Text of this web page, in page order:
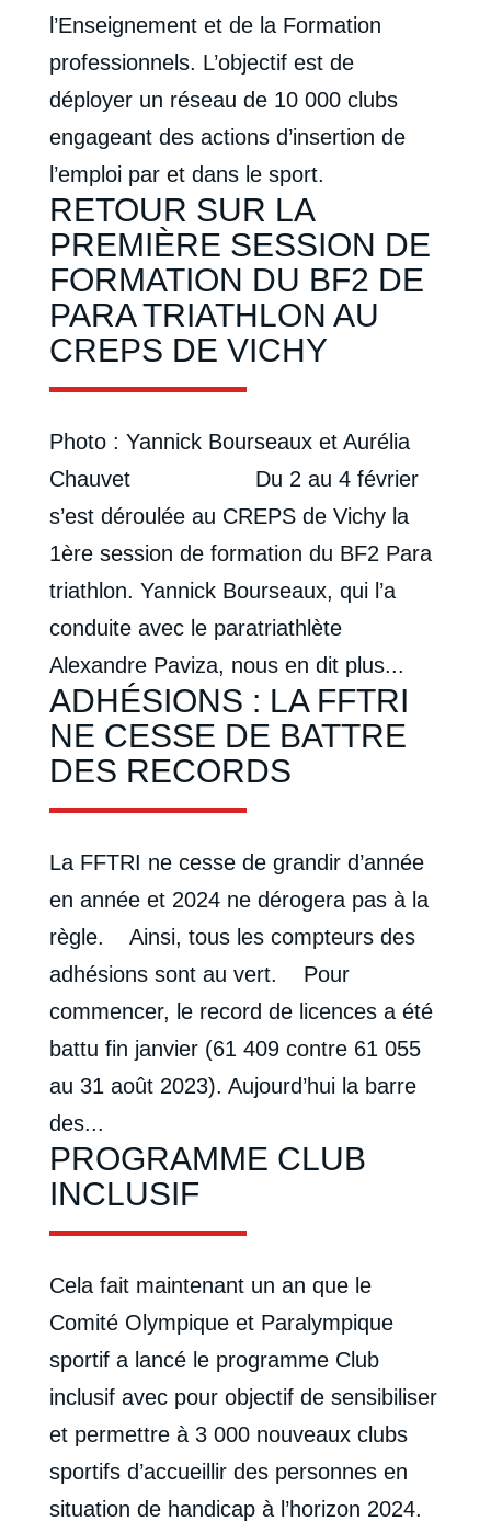
l’Enseignement et de la Formation
professionnels. L’objectif est de
déployer un réseau de 10 000 clubs
engageant des actions d’insertion de
l’emploi par et dans le sport.
RETOUR SUR LA
PREMIÈRE SESSION DE
FORMATION DU BF2 DE
PARA TRIATHLON AU
CREPS DE VICHY
Photo : Yannick Bourseaux et Aurélia
Chauvet Du 2 au 4 février
s’est déroulée au CREPS de Vichy la
1ère session de formation du BF2 Para
triathlon. Yannick Bourseaux, qui l’a
conduite avec le paratriathlète
Alexandre Paviza, nous en dit plus...
ADHÉSIONS : LA FFTRI
NE CESSE DE BATTRE
DES RECORDS
La FFTRI ne cesse de grandir d’année
en année et 2024 ne dérogera pas à la
règle. Ainsi, tous les compteurs des
adhésions sont au vert. Pour
commencer, le record de licences a été
battu fin janvier (61 409 contre 61 055
au 31 août 2023). Aujourd’hui la barre
des...
PROGRAMME CLUB
INCLUSIF
Cela fait maintenant un an que le
Comité Olympique et Paralympique
sportif a lancé le programme Club
inclusif avec pour objectif de sensibiliser
et permettre à 3 000 nouveaux clubs
sportifs d’accueillir des personnes en
situation de handicap à l’horizon 2024.